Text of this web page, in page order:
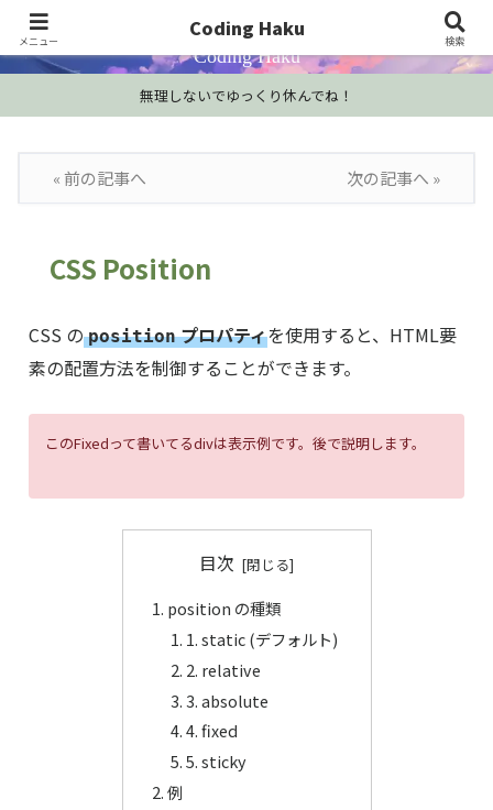
プログラミング学習・開発Tips・技術情報
Coding Haku
無理しないでゆっくり休んでね！
« 前の記事へ 次の記事へ »
CSS Position
CSS の positionプロパティを使用すると、HTML要
素の配置方法を制御することができます。
このFixedって書いてるdivは表示例です。後で説明します。
目次
position の種類
1. static (デフォルト)
2. relative
3. absolute
4. fixed
5. sticky
例
メニュー
Coding Haku
検索